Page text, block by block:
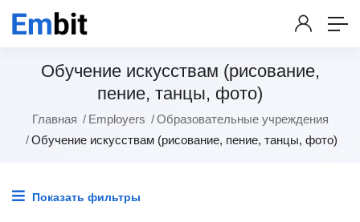
Обучение искусствам (рисование,
пение, танцы, фото)
Главная Employers
Образовательные учреждения
Обучение искусствам (рисование, пение, танцы, фото)
Показать фильтры